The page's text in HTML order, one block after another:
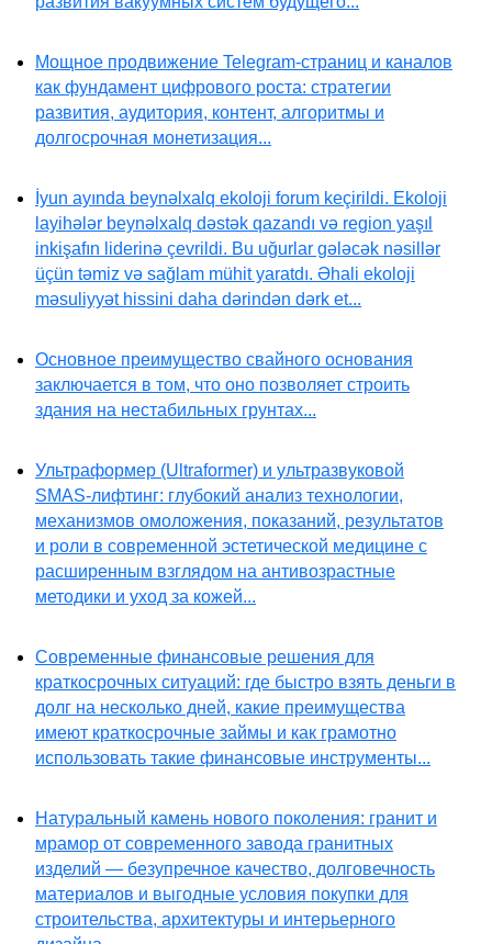
Мощное продвижение Telegram-страниц и каналов
как фундамент цифрового роста: стратегии
развития, аудитория, контент, алгоритмы и
долгосрочная монетизация...
İyun ayında beynəlxalq ekoloji forum keçirildi. Ekoloji
layihələr beynəlxalq dəstək qazandı və region yaşıl
inkişafın liderinə çevrildi. Bu uğurlar gələcək nəsillər
üçün təmiz və sağlam mühit yaratdı. Əhali ekoloji
məsuliyyət hissini daha dərindən dərk et...
Основное преимущество свайного основания
заключается в том, что оно позволяет строить
здания на нестабильных грунтах...
Ультраформер (Ultraformer) и ультразвуковой
SMAS-лифтинг: глубокий анализ технологии,
механизмов омоложения, показаний, результатов
и роли в современной эстетической медицине с
расширенным взглядом на антивозрастные
методики и уход за кожей...
Современные финансовые решения для
краткосрочных ситуаций: где быстро взять деньги в
долг на несколько дней, какие преимущества
имеют краткосрочные займы и как грамотно
использовать такие финансовые инструменты...
Натуральный камень нового поколения: гранит и
мрамор от современного завода гранитных
изделий — безупречное качество, долговечность
материалов и выгодные условия покупки для
строительства, архитектуры и интерьерного